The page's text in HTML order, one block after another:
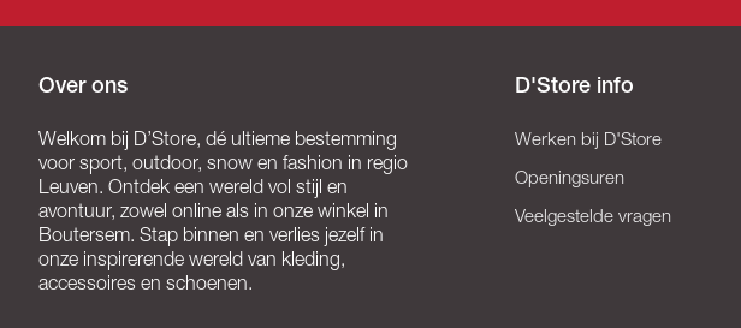
Over ons
Welkom bij D’Store, dé ultieme bestemming
voor sport, outdoor, snow en fashion in regio
Leuven. Ontdek een wereld vol stijl en
avontuur, zowel online als in onze winkel in
Boutersem. Stap binnen en verlies jezelf in
onze inspirerende wereld van kleding,
accessoires en schoenen.
D'Store info
Werken bij D'Store
Openingsuren
Veelgestelde vragen